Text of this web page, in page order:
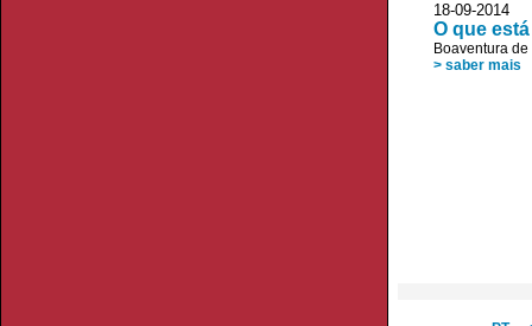
18-09-
O que
Boaventura
> saber mais